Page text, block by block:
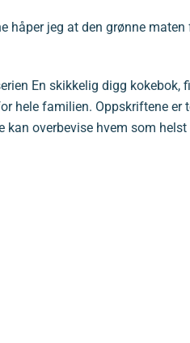
håper jeg at den grønne
En skikkelig digg kokebok,
hele familien. Oppskriftene er
kan overbevise hvem som